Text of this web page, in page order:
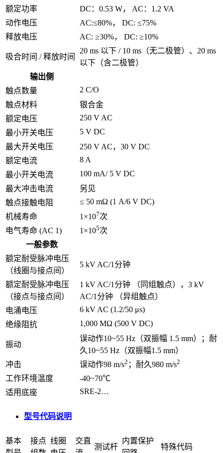
额定功率
DC：0.53 W， AC：1.2 VA
动作电压
AC:≤80%， DC: ≤75%
释放电压
AC: ≥30%， DC: ≥10%
吸合时间 / 释放时间
20 ms 以下 / 10 ms（无二极管）、20 ms
以下（含二极管）
输出侧
触点数量
2 C/O
触点材料
银合金
额定电压
250 V AC
最小开关电压
5 V DC
最大开关电压
250 V AC，30 V DC
额定电流
8 A
最小开关电流
100 mA/ 5 V DC
最大冲击电流
另见
触点接触电阻
≤ 50 mΩ (1 A/6 V DC)
机械寿命
1×107次
电气寿命 (AC 1)
1×105次
一般参数
额定耐受脉冲电压
（线圈与接点间）
5 kV AC/1分钟
额定耐受脉冲电压
（接点与接点间）
1 kV AC/1分钟 （同组触点），3 kV
AC/1分钟 （异组触点）
电涌电压
6 kV AC (1.2/50 μs)
绝缘阻抗
1,000 MΩ (500 V DC)
振动
误动作10~55 Hz（双振幅 1.5 mm）；耐
久10~55 Hz（双振幅1.5 mm）
冲击
误动作98 m/s2 ；耐久980 m/s2
工作环境温度
-40~70℃
适用底座
SRE-2…
型号代码说明
基本
接点 线圈
交直
测试杆
内置保护
特殊代码